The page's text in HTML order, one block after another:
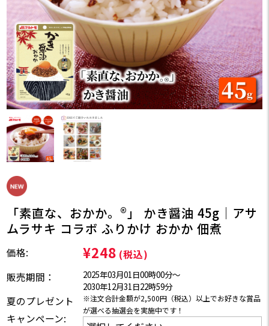
「素直な、おかか。®」 かき醤油 45g｜アサ
ムラサキ コラボ ふりかけ おかか 佃煮
価格: ¥248 (税込)
販売期間：
2025年03月01日00時00分〜
2030年12月31日22時59分
夏のプレゼント
キャンペーン:
※注文合計金額が2,500円（税込）以上でお好きな賞品
が選べる抽選会を実施中です！